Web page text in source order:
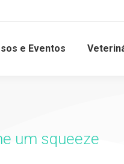
e Eventos
um squeeze